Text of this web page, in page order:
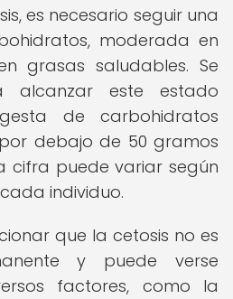
es necesario seguir una
moderada en
grasas saludables. Se
alcanzar este estado
de carbohidratos
debajo de 50 gramos
cifra puede variar según
individuo.
que la cetosis no es
y puede verse
factores, como la